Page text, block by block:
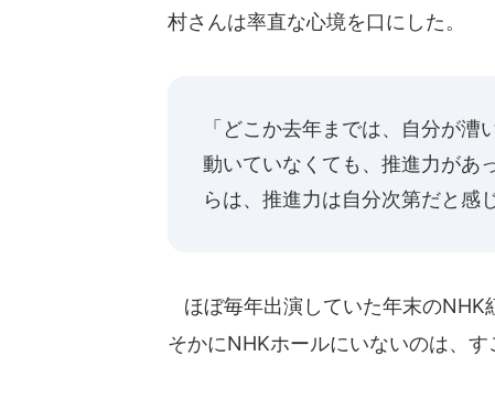
村さんは率直な心境を口にした。
「どこか去年までは、自分が漕
動いていなくても、推進力があ
らは、推進力は自分次第だと感
ほぼ毎年出演していた年末のNHK
そかにNHKホールにいないのは、す